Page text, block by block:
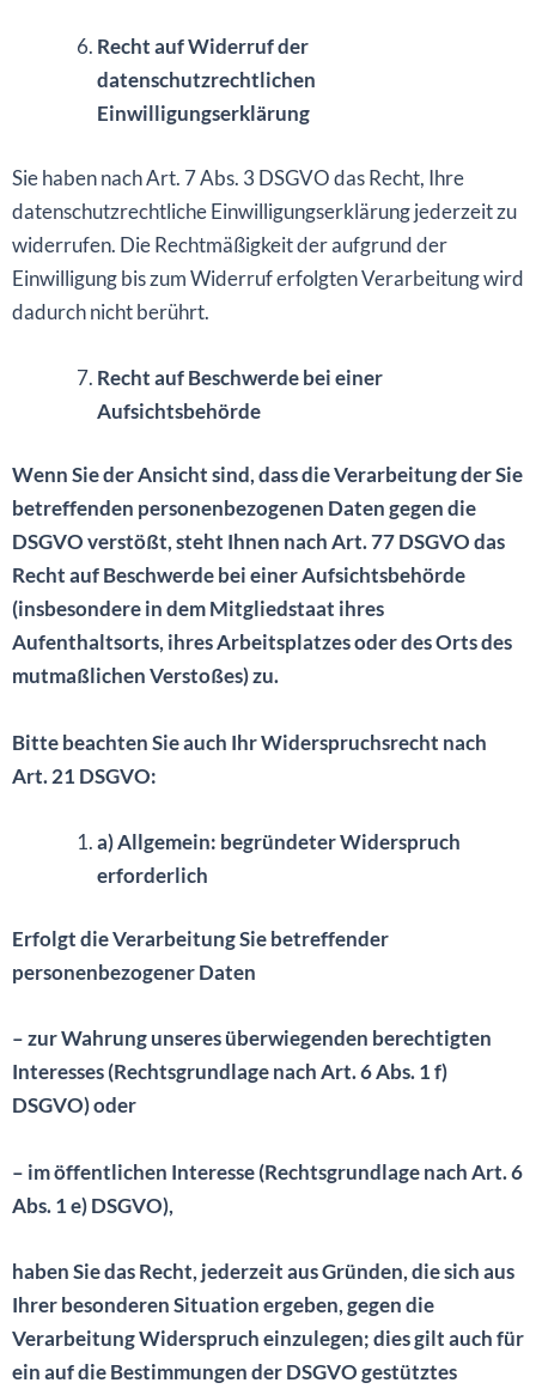
Recht auf Widerruf der
datenschutzrechtlichen
Einwilligungserklärung
Sie haben nach Art. 7 Abs. 3 DSGVO das Recht, Ihre
datenschutzrechtliche Einwilligungserklärung jederzeit zu
widerrufen. Die Rechtmäßigkeit der aufgrund der
Einwilligung bis zum Widerruf erfolgten Verarbeitung wird
dadurch nicht berührt.
Recht auf Beschwerde bei einer
Aufsichtsbehörde
Wenn Sie der Ansicht sind, dass die Verarbeitung der Sie
betreffenden personenbezogenen Daten gegen die
DSGVO verstößt, steht Ihnen nach Art. 77 DSGVO das
Recht auf Beschwerde bei einer Aufsichtsbehörde
(insbesondere in dem Mitgliedstaat ihres
Aufenthaltsorts, ihres Arbeitsplatzes oder des Orts des
mutmaßlichen Verstoßes) zu.
Bitte beachten Sie auch Ihr Widerspruchsrecht nach
Art. 21 DSGVO:
a) Allgemein: begründeter Widerspruch
erforderlich
Erfolgt die Verarbeitung Sie betreffender
personenbezogener Daten
– zur Wahrung unseres überwiegenden berechtigten
Interesses (Rechtsgrundlage nach Art. 6 Abs. 1 f)
DSGVO) oder
– im öffentlichen Interesse (Rechtsgrundlage nach Art. 6
Abs. 1 e) DSGVO),
haben Sie das Recht, jederzeit aus Gründen, die sich aus
Ihrer besonderen Situation ergeben, gegen die
Verarbeitung Widerspruch einzulegen; dies gilt auch für
ein auf die Bestimmungen der DSGVO gestütztes